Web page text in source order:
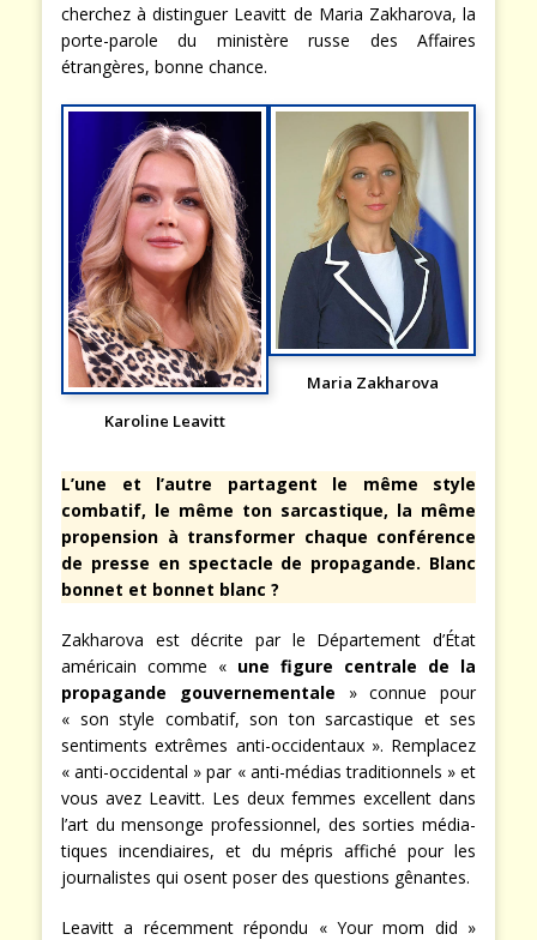
cherchez à distinguer Leavitt de Maria Zakharova, la
porte-parole du ministère russe des Affaires
étrangères, bonne chance.
Karoline Leavitt
Maria Zakharova
L’une et l’autre partagent le même style
combatif, le même ton sarcastique, la même
propension à transformer chaque conférence
de presse en spectacle de propagande. Blanc
bonnet et bonnet blanc ?
Zakharova est décrite par le Département d’État
américain comme « une figure centrale de la
propagande gouvernementale » connue pour
« son style combatif, son ton sarcastique et ses
sentiments extrêmes anti-occidentaux ». Remplacez
« anti-occidental » par « anti-médias traditionnels » et
vous avez Leavitt. Les deux femmes excellent dans
l’art du mensonge professionnel, des sorties média-
tiques incendiaires, et du mépris affiché pour les
journalistes qui osent poser des questions gênantes.
Leavitt a récemment répondu « Your mom did »